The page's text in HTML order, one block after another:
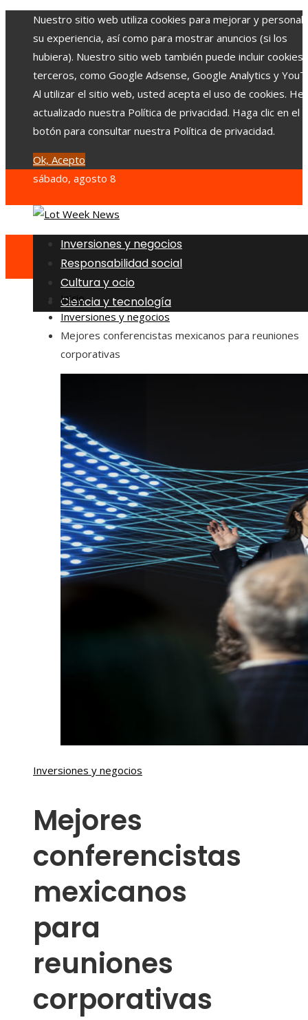
Nuestro sitio web utiliza cookies para mejorar y
su experiencia, así como para mostrar anuncios (si los
hubiera). Nuestro sitio web también puede incluir cookies
terceros, como Google Adsense, Google Analytics y
Al utilizar el sitio web, usted acepta el uso de cookies.
actualizado nuestra Política de privacidad. Haga clic en el
botón para consultar nuestra Política de privacidad.
Ok, Acepto
sábado, agosto 8
Inversiones y negocios
Responsabilidad social
Cultura y ocio
Ciencia y tecnología
Inicio
Inversiones y negocios
Mejores conferencistas mexicanos para reuniones
corporativas
Inversiones y negocios
Mejores
conferencistas
mexicanos
para
reuniones
corporativas